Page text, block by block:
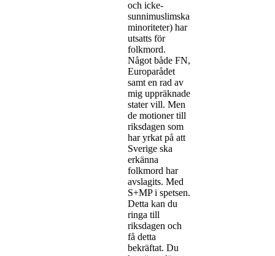
och icke-
sunnimuslimska
minoriteter) har
utsatts för
folkmord.
Något både FN,
Europarådet
samt en rad av
mig uppräknade
stater vill. Men
de motioner till
riksdagen som
har yrkat på att
Sverige ska
erkänna
folkmord har
avslagits. Med
S+MP i spetsen.
Detta kan du
ringa till
riksdagen och
få detta
bekräftat. Du